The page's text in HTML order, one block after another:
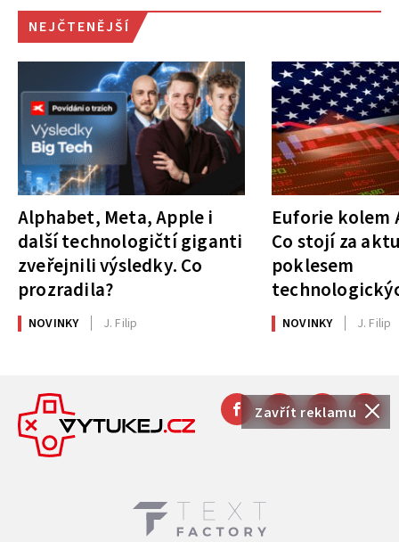
Zavřít reklamu
NEJČTENĚJŠÍ
Alphabet, Meta, Apple i
další technologičtí giganti
zveřejnili výsledky. Co
prozradila?
NOVINKY J. Filip
Euforie kolem
Co stojí za
poklesem
NOVINKY J. Filip